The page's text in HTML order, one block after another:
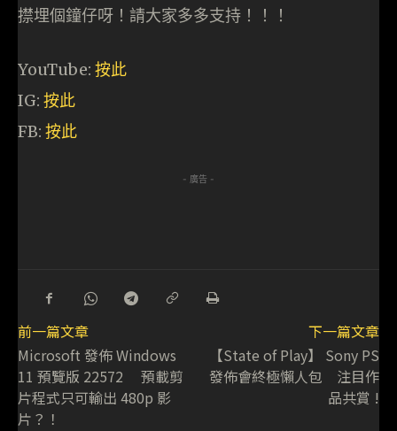
㩒埋個鐘仔呀！請大家多多支持！！！
YouTube: 按此
IG: 按此
FB: 按此
- 廣告 -
前一篇文章
Microsoft 發佈 Windows
11 預覽版 22572 預載剪
片程式只可輸出 480p 影
片？！
下一篇文章
【State of Play】 Sony PS
發佈會終極懶人包 注目作
品共賞 !